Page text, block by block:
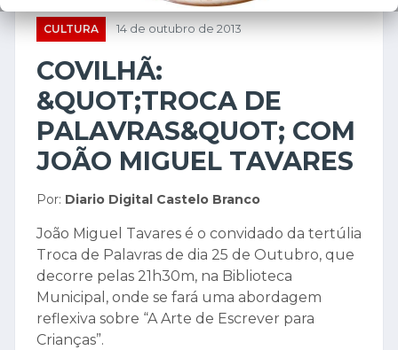
CULTURA 14 de outubro de 2013
COVILHÃ:
&QUOT;TROCA DE
PALAVRAS&QUOT; COM
JOÃO MIGUEL TAVARES
Por: Diario Digital Castelo Branco
João Miguel Tavares é o convidado da tertúlia
Troca de Palavras de dia 25 de Outubro, que
decorre pelas 21h30m, na Biblioteca
Municipal, onde se fará uma abordagem
reflexiva sobre “A Arte de Escrever para
Crianças”.